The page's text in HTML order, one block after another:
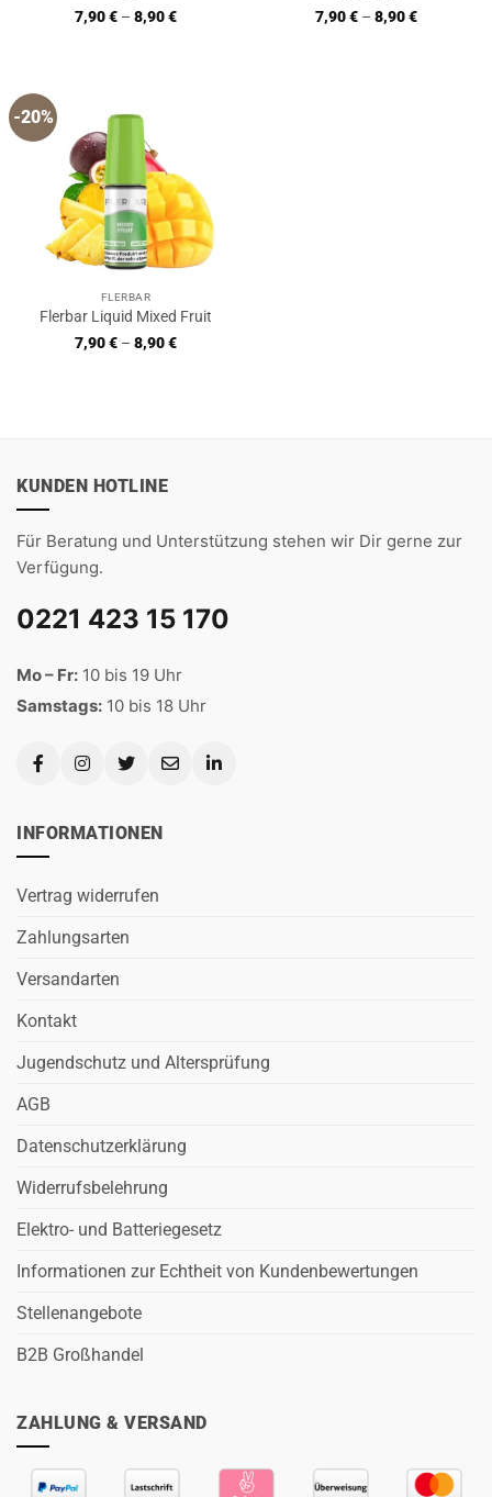
7,90€ – 8,90€
7,90€ – 8,90€
-20%
FLERBAR
Flerbar Liquid Mixed Fruit
7,90€ – 8,90€
KUNDEN HOTLINE
Für Beratung und Unterstützung stehen wir Dir gerne zur
Verfügung.
0221 423 15 170
Mo – Fr: 10 bis 19 Uhr
Samstags: 10 bis 18 Uhr
INFORMATIONEN
Vertrag widerrufen
Zahlungsarten
Versandarten
Kontakt
Jugendschutz und Altersprüfung
AGB
Datenschutzerklärung
Widerrufsbelehrung
Elektro- und Batteriegesetz
Informationen zur Echtheit von Kundenbewertungen
Stellenangebote
B2B Großhandel
ZAHLUNG & VERSAND